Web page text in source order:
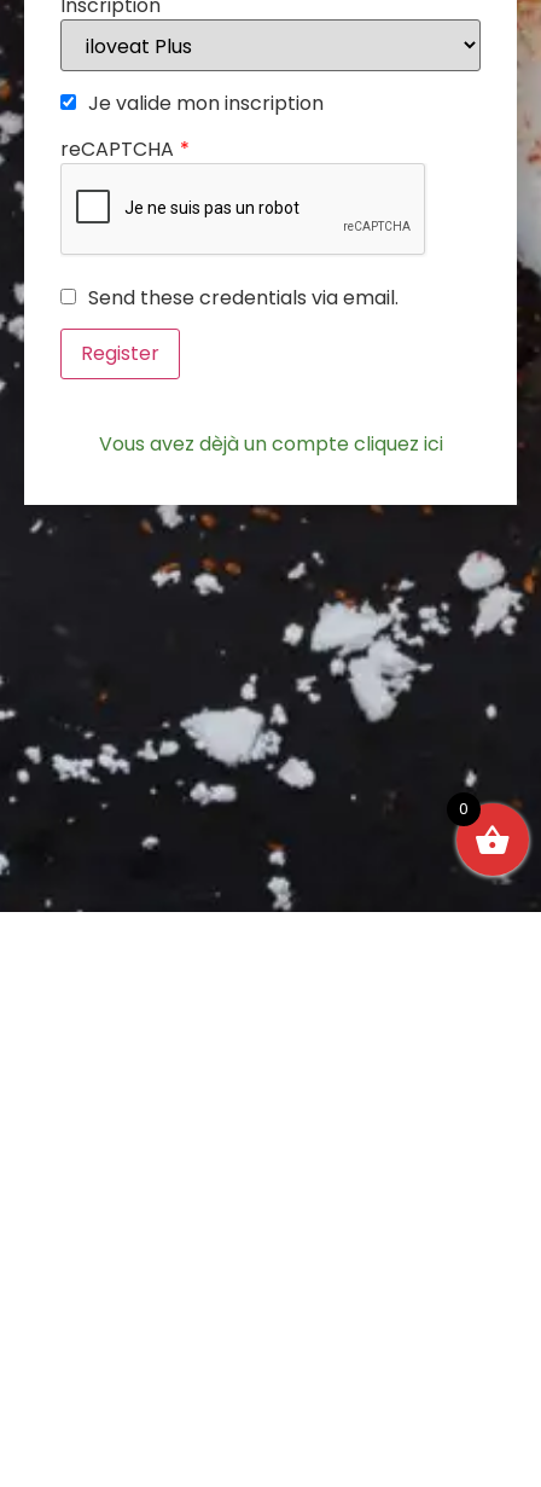
Je valide mon inscription
reCAPTCHA *
Send these credentials via email.
Vous avez dèjà un compte cliquez ici
0